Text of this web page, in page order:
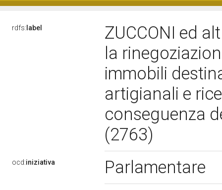
rdfs: label
ZUCCONI ed
la
immobili
artigianali e
conseguenza
(2763)
ocd:iniziativa Parlamentare